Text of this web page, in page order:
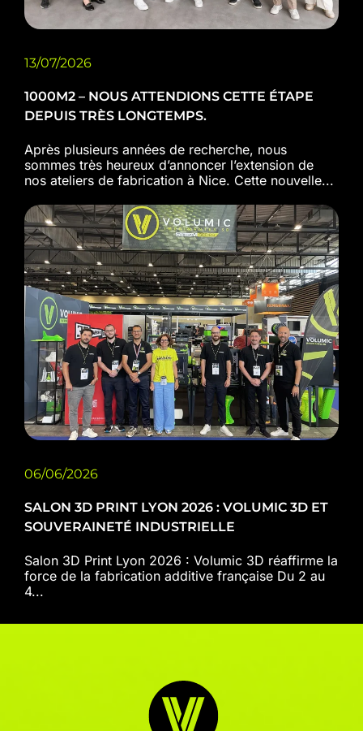
13/07/2026
1000M2 – NOUS ATTENDIONS CETTE ÉTAPE
DEPUIS TRÈS LONGTEMPS.
Après plusieurs années de recherche, nous
sommes très heureux d’annoncer l’extension de
nos ateliers de fabrication à Nice. Cette nouvelle...
06/06/2026
SALON 3D PRINT LYON 2026 : VOLUMIC 3D ET
SOUVERAINETÉ INDUSTRIELLE
Salon 3D Print Lyon 2026 : Volumic 3D réaffirme la
force de la fabrication additive française Du 2 au
4...